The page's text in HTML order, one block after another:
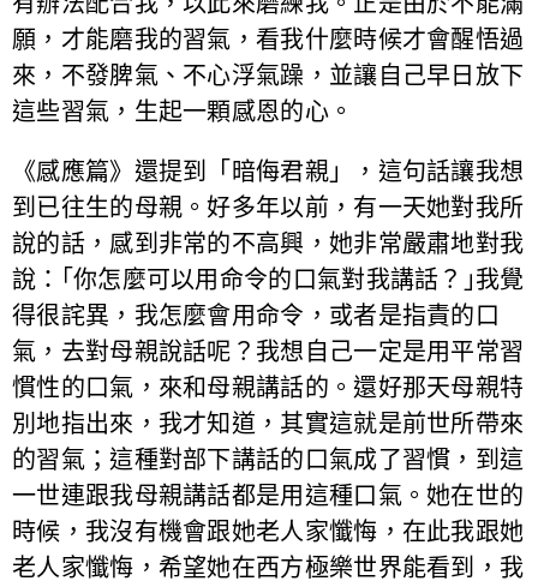
願，才能磨我的習氣，看我什麼時候才會醒悟過
來，不發脾氣、不心浮氣躁，並讓自己早日放下
這些習氣，生起一顆感恩的心。
《感應篇》還提到「暗侮君親」，這句話讓我想
到已往生的母親。好多年以前，有一天她對我所
說的話，感到非常的不高興，她非常嚴肅地對我
說：｢你怎麼可以用命令的口氣對我講話？｣我覺
得很詫異，我怎麼會用命令，或者是指責的口
氣，去對母親說話呢？我想自己一定是用平常習
慣性的口氣，來和母親講話的。還好那天母親特
別地指出來，我才知道，其實這就是前世所帶來
的習氣；這種對部下講話的口氣成了習慣，到這
一世連跟我母親講話都是用這種口氣。她在世的
時候，我沒有機會跟她老人家懺悔，在此我跟她
老人家懺悔，希望她在西方極樂世界能看到，我